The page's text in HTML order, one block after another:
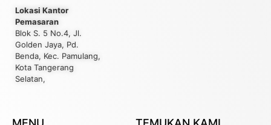
Lokasi Kantor
Pemasaran
Blok S. 5 No.4, Jl.
Golden Jaya, Pd.
Benda, Kec. Pamulang,
Kota Tangerang
Selatan,